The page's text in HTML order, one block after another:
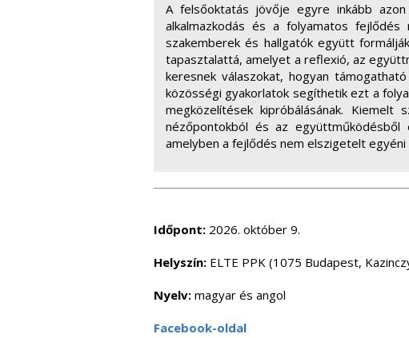
A felsőoktatás jövője egyre inkább
alkalmazkodás és a folyamatos
szakemberek és hallgatók együtt
tapasztalattá, amelyet a reflexió, az
keresnek válaszokat, hogyan
közösségi gyakorlatok segíthetik ezt a
megközelítések kipróbálásának.
nézőpontokból és az
amelyben a fejlődés nem elszigetelt
Időpont: 2026. október 9.
Helyszín: ELTE PPK (1075 Budapest,
Nyelv: magyar és angol
Facebook-oldal